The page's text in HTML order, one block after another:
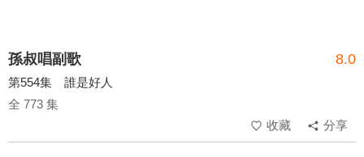
孫叔唱副歌 8.0
第554集 誰是好人
全 773 集
收藏
分享